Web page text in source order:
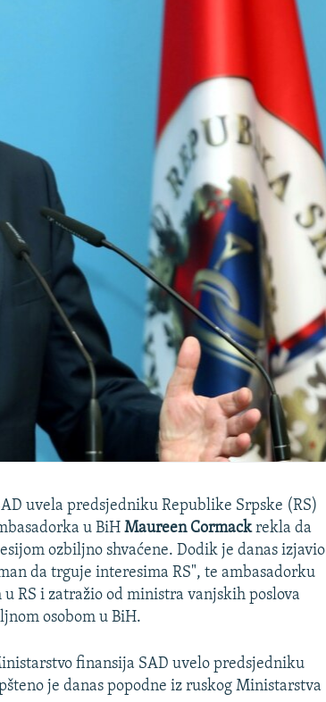
uvela predsjedniku Republike Srpske (RS)
u BiHMaureen Cormackrekla da
ozbiljno shvaćene. Dodik je danas izjavio
da trguje interesima RS", te ambasadorku
RS i zatražio od ministra vanjskih poslova
osobom u BiH.
finansija SAD uvelo predsjedniku
je danas popodne iz ruskog Ministarstva